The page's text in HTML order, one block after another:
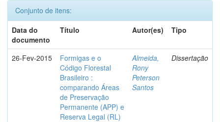
Conjunto de itens:
Data do
documento
Título Autor(es) Tipo
26-Fev-2015
Formigas e o
Código Florestal
Brasileiro :
comparando Áreas
de Preservação
Permanente (APP) e
Reserva Legal (RL)
Almeida,
Rony
Peterson
Santos
Dissertação